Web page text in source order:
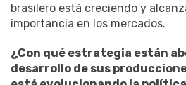
brasilero está creciendo y
importancia en los mercados.
¿Con qué estrategia están
desarrollo de sus